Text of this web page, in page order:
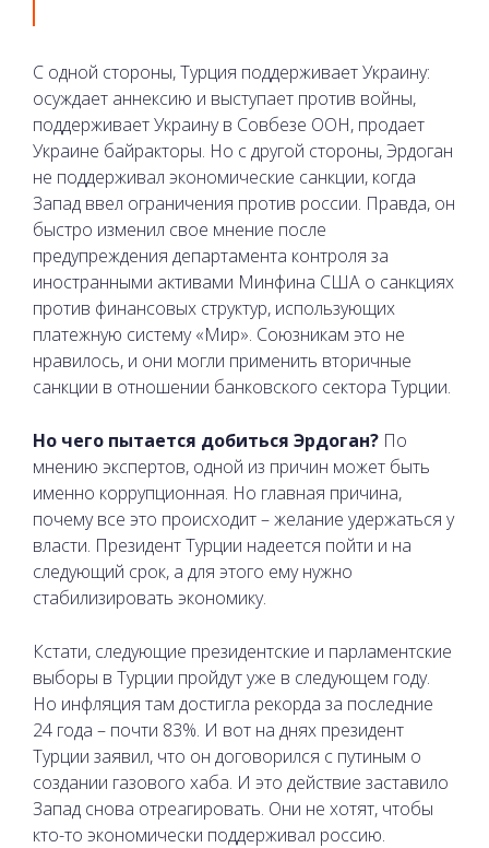
С одной стороны, Турция поддерживает Украину:
осуждает аннексию и выступает против войны,
поддерживает Украину в Совбезе ООН, продает
Украине байракторы. Но с другой стороны, Эрдоган
не поддерживал экономические санкции, когда
Запад ввел ограничения против россии. Правда, он
быстро изменил свое мнение после
предупреждения департамента контроля за
иностранными активами Минфина США о санкциях
против финансовых структур, использующих
платежную систему «Мир». Союзникам это не
нравилось, и они могли применить вторичные
санкции в отношении банковского сектора Турции.
Но чего пытается добиться Эрдоган? По
мнению экспертов, одной из причин может быть
именно коррупционная. Но главная причина,
почему все это происходит – желание удержаться у
власти. Президент Турции надеется пойти и на
следующий срок, а для этого ему нужно
стабилизировать экономику.
Кстати, следующие президентские и парламентские
выборы в Турции пройдут уже в следующем году.
Но инфляция там достигла рекорда за последние
24 года – почти 83%. И вот на днях президент
Турции заявил, что он договорился с путиным о
создании газового хаба. И это действие заставило
Запад снова отреагировать. Они не хотят, чтобы
кто-то экономически поддерживал россию.